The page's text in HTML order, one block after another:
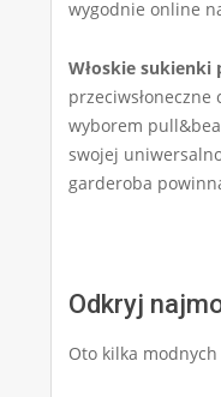
wygodnie online
Włoskie sukienki
wyborem
swojej
garderoba
Odkryj
Oto kilka